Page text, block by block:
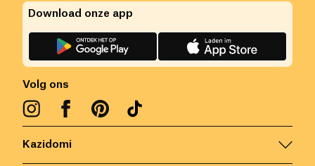
Kazidomi
Volg ons
Download onze app